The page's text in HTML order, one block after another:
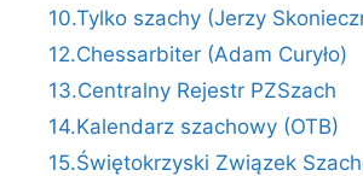
10.Tylko szachy (Jerzy
12.Chessarbiter (Adam Curyło)
13.Centralny Rejestr PZSzach
14.Kalendarz szachowy (OTB)
15.Świętokrzyski Związek